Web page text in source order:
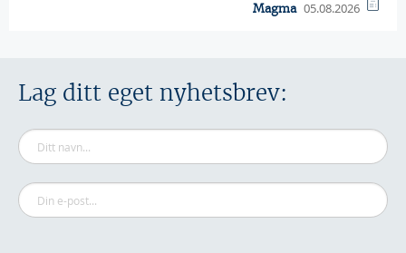
Magma 05.08.2026
Lag ditt eget nyhetsbrev: